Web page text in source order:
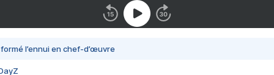
l’ennui en chef-d’œuvre